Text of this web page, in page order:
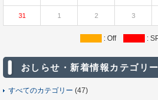
31 1 2 3
: Off :
おしらせ・新着情報カテゴリー
すべてのカテゴリー (47)